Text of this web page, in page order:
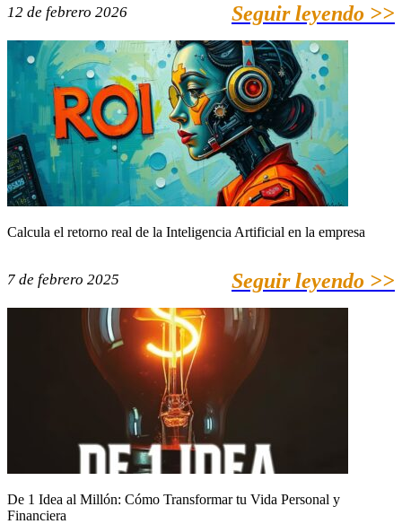
12 de febrero 2026 Seguir leyendo >>
Calcula el retorno real de la Inteligencia Artificial en la empresa
7 de febrero 2025 Seguir leyendo >>
De 1 Idea al Millón: Cómo Transformar tu Vida Personal y
Financiera